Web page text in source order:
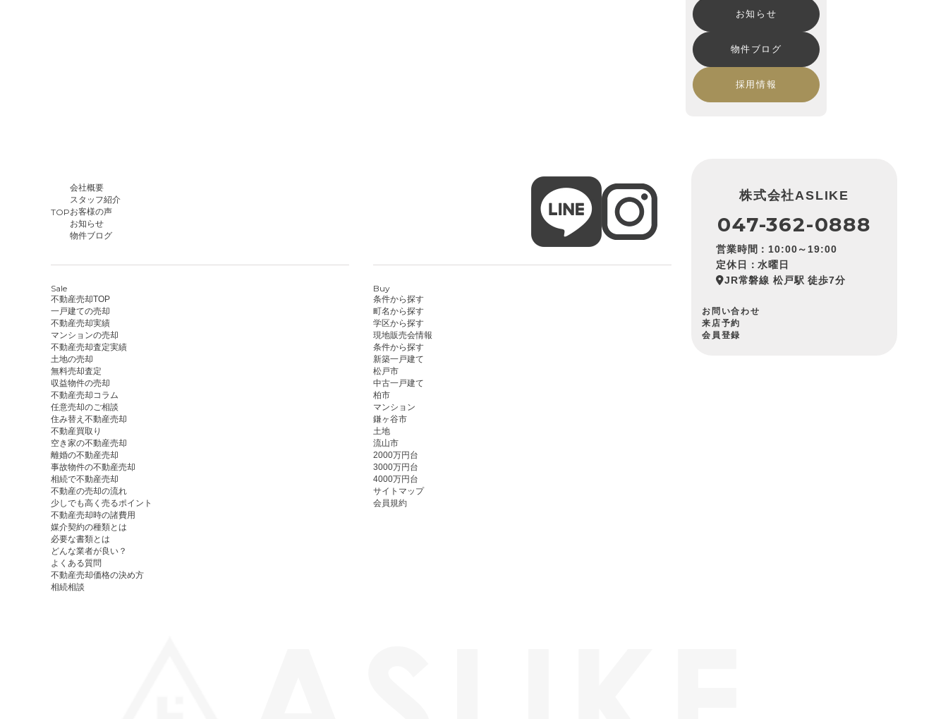
お知らせ
物件ブログ
採用情報
TOP
会社概要
スタッフ紹介
お客様の声
お知らせ
物件ブログ
Sale
不動産売却TOP
一戸建ての売却
不動産売却実績
マンションの売却
不動産売却査定実績
土地の売却
無料売却査定
収益物件の売却
不動産売却コラム
任意売却のご相談
住み替え不動産売却
不動産買取り
空き家の不動産売却
離婚の不動産売却
事故物件の不動産売却
相続で不動産売却
不動産の売却の流れ
少しでも高く売るポイント
不動産売却時の諸費用
媒介契約の種類とは
必要な書類とは
どんな業者が良い？
よくある質問
不動産売却価格の決め方
相続相談
Buy
条件から探す
町名から探す
学区から探す
現地販売会情報
条件から探す
新築一戸建て
松戸市
中古一戸建て
柏市
マンション
鎌ヶ谷市
土地
流山市
2000万円台
3000万円台
4000万円台
サイトマップ
会員規約
株式会社ASLIKE
047-362-0888
営業時間：10:00～19:00
定休日：水曜日
JR常磐線 松戸駅 徒歩7分
お問い合わせ
来店予約
会員登録